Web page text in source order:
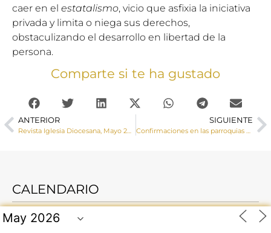
caer en el estatalismo, vicio que asfixia la iniciativa
privada y limita o niega sus derechos,
obstaculizando el desarrollo en libertad de la
persona.
Comparte si te ha gustado
ANTERIOR SIGUIENTE
CALENDARIO